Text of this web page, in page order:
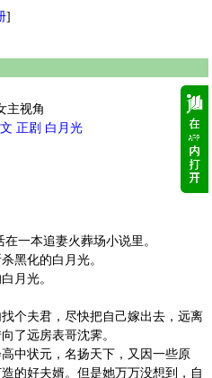
]
主视角
正剧 白月光
一本追妻火葬场小说里。
黑化的白月光。
月光。
个夫君，尽快把自己嫁出去，远离
了远房表哥沈霁。
中状元，名扬天下，又因一些原
的好夫婿。但是她万万没想到，自